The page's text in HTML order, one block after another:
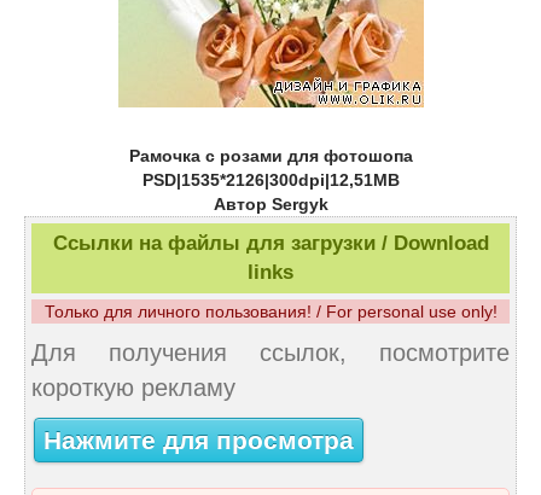
Рамочка с розами для фотошопа
PSD|1535*2126|300dpi|12,51MB
Автор Sergyk
Ссылки на файлы для загрузки / Download
links
Только для личного пользования! / For personal use only!
Для получения ссылок, посмотрите
короткую рекламу
Нажмите для просмотра